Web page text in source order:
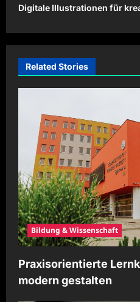
n
a
v
g
n
Digitale Illustrationen für
Related Stories
Bildung & Wissenschaft
Praxisorientierte
modern gestalten